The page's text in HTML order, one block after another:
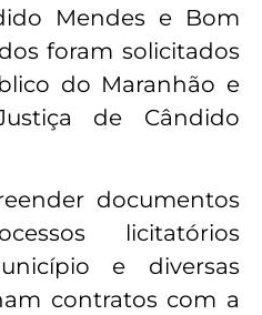
Mendes e Bom
foram solicitados
do Maranhão e
de Cândido
documentos
licitatórios
e diversas
contratos com a